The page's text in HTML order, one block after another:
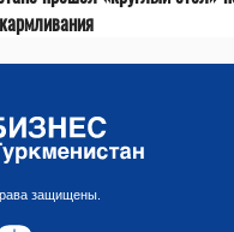
защищены.